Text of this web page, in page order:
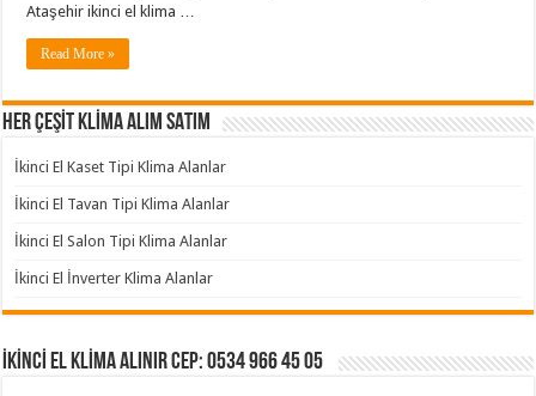
Ataşehir ikinci el klima …
Read More »
HER ÇEŞİT KLİMA ALIM SATIM
İkinci El Kaset Tipi Klima Alanlar
İkinci El Tavan Tipi Klima Alanlar
İkinci El Salon Tipi Klima Alanlar
İkinci El İnverter Klima Alanlar
İKİNCİ EL KLİMA ALINIR Cep: 0534 966 45 05